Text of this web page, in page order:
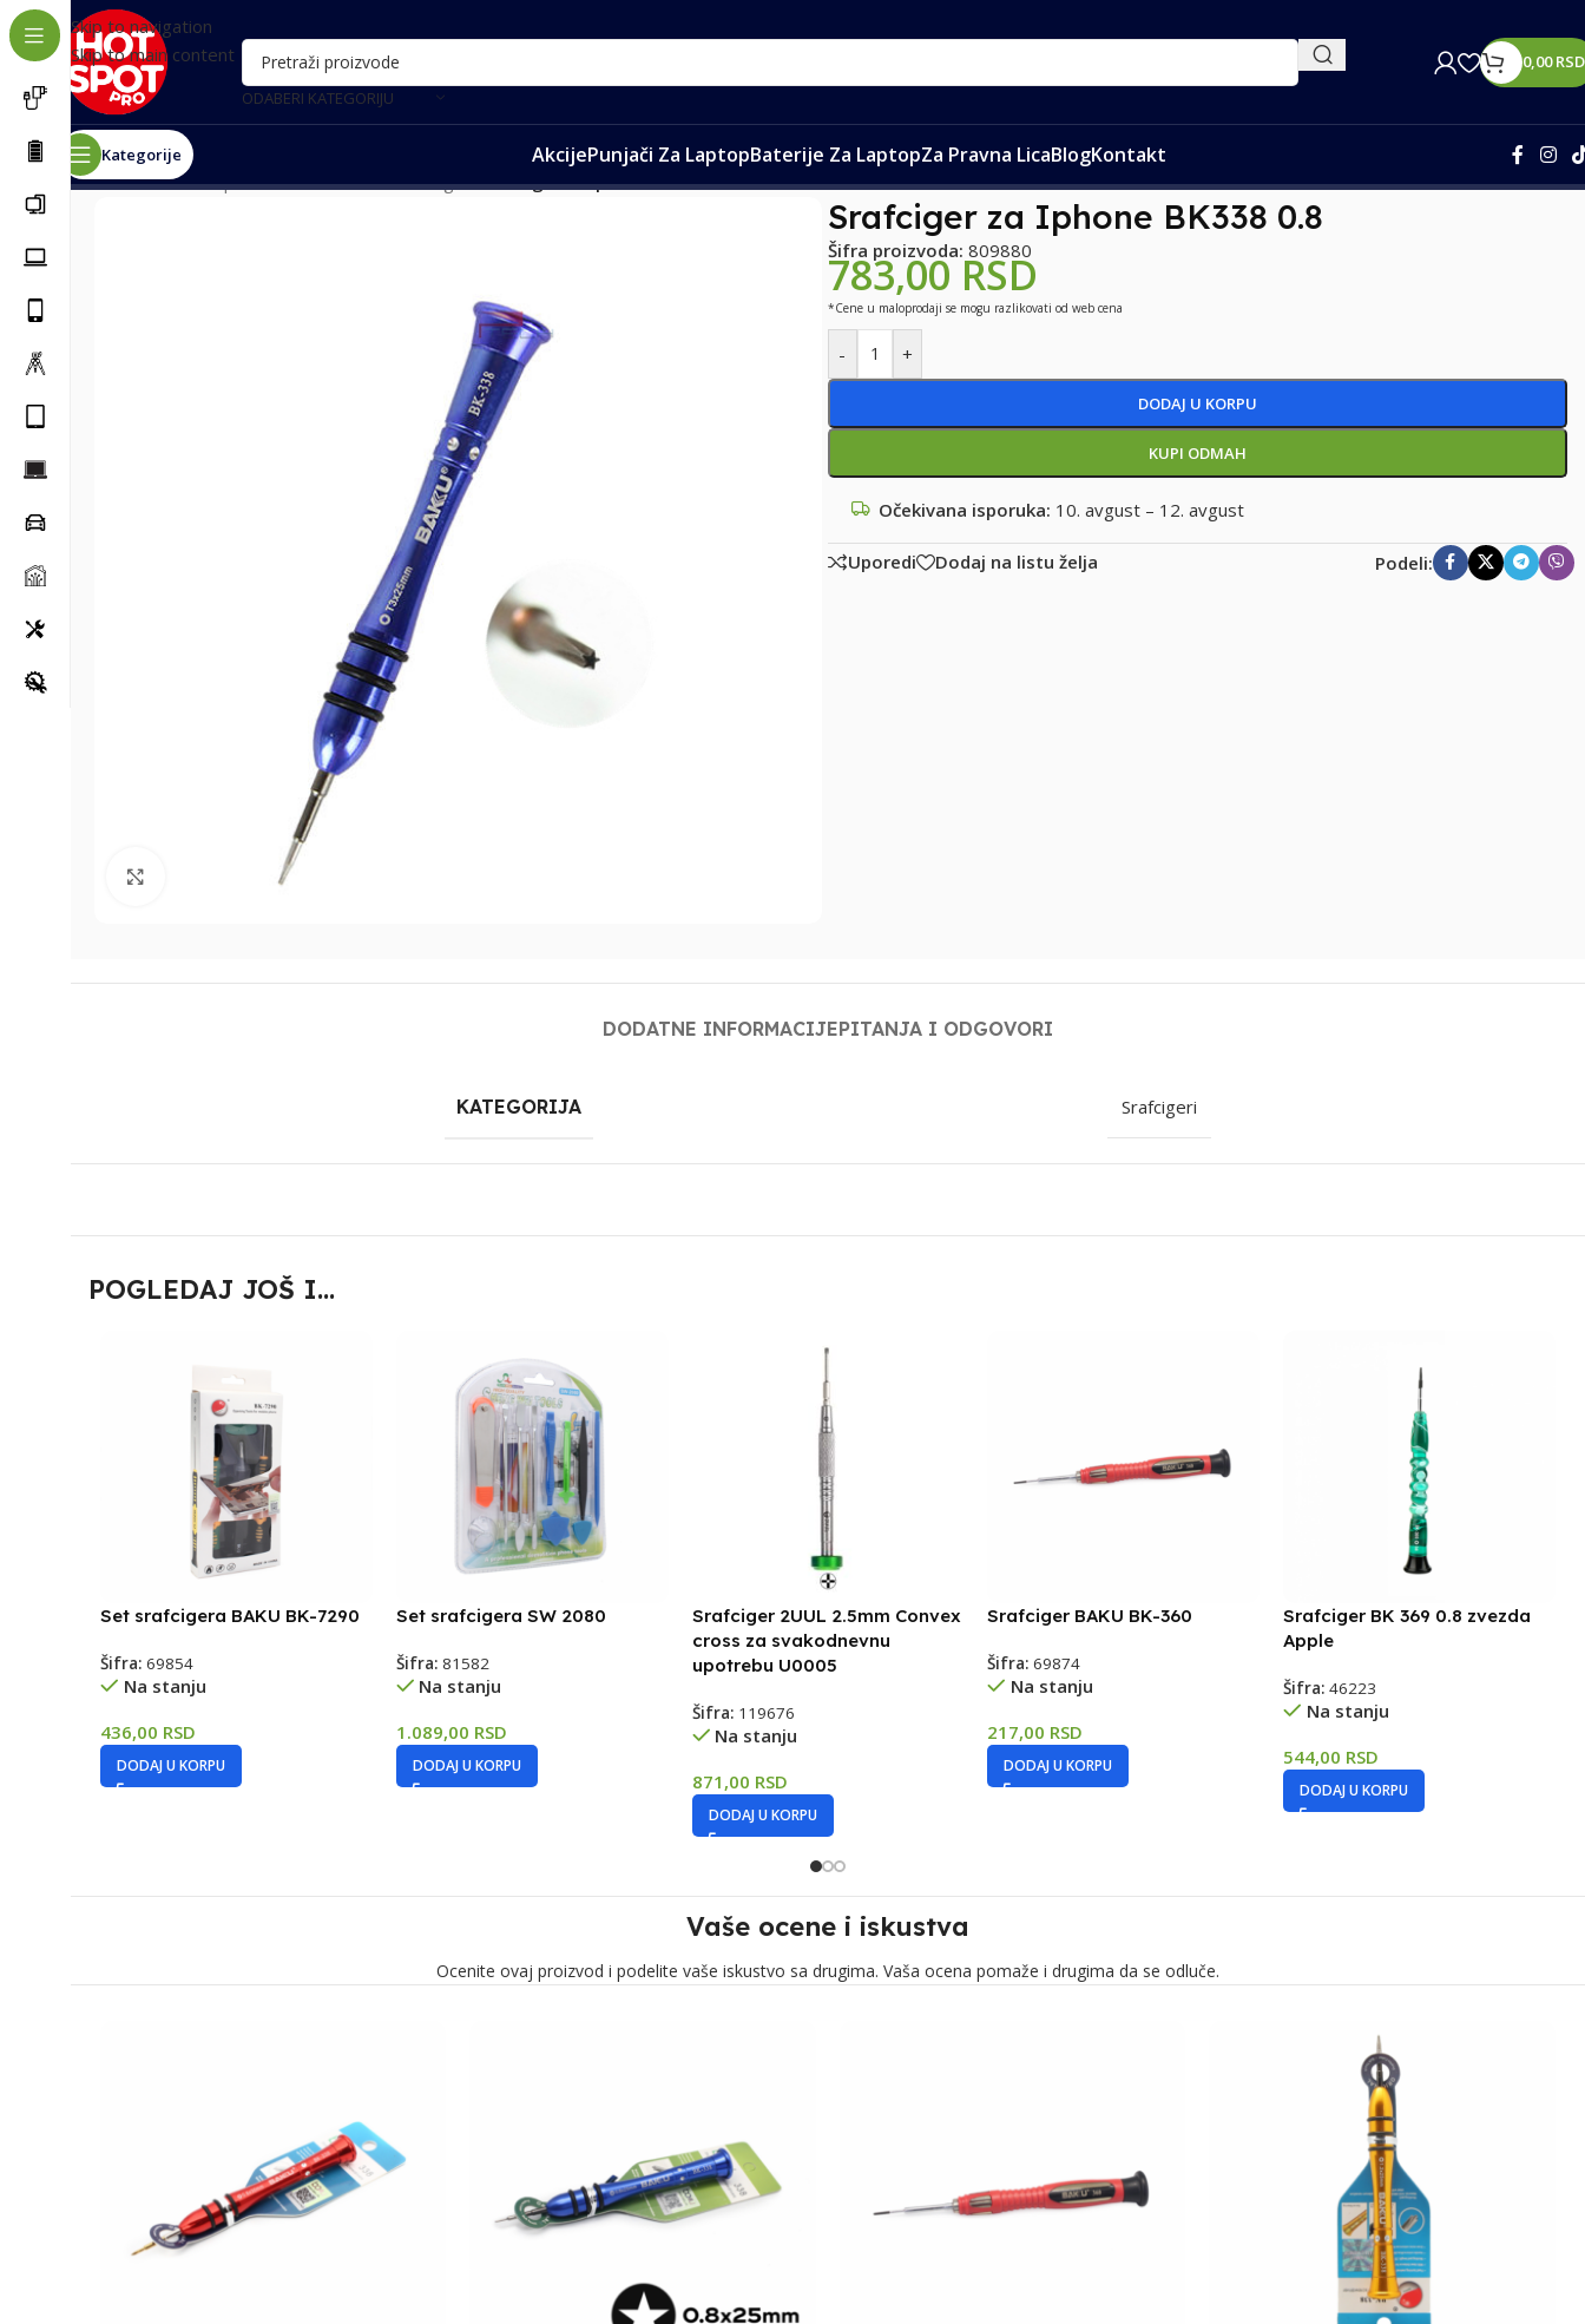
Skip to navigation
Skip to main content
ODABERI KATEGORIJU
0,00RSD
Kategorije AkcijePunjači Za LaptopBaterije Za LaptopZa Pravna LicaBlogKontakt
Почетна/Alat i oprema za servis/Alat/Srafcigeri/Srafciger za Iphone BK338 0.8
Klikni za uvećanje
Srafciger za Iphone BK338 0.8
Šifra proizvoda: 809880
783,00RSD
*Cene u maloprodaji se mogu razlikovati od web cena
- +
DODAJ U KORPU
KUPI ODMAH
Očekivana isporuka: 10. avgust – 12. avgust
Uporedi Dodaj na listu želja Podeli:
DODATNE INFORMACIJEPITANJA I ODGOVORI
KATEGORIJA Srafcigeri
POGLEDAJ JOŠ I...
Set srafcigera BAKU BK-7290
Šifra: 69854
Na stanju
436,00 RSD
DODAJ U KORPU
Set srafcigera SW 2080
Šifra: 81582
Na stanju
1.089,00 RSD
DODAJ U KORPU
Srafciger 2UUL 2.5mm Convex
cross za svakodnevnu
upotrebu U0005
Šifra: 119676
Na stanju
871,00 RSD
DODAJ U KORPU
Srafciger BAKU BK-360
Šifra:69874
Na stanju
217,00 RSD
DODAJ U KORPU
Srafciger BK 369 0.8 zvezda
Apple
Šifra:46223
Na stanju
544,00 RSD
DODAJ U KORPU
Vaše ocene i iskustva
Ocenite ovaj proizvod i podelite vaše iskustvo sa drugima. Vaša ocena pomaže i drugima da se odluče.